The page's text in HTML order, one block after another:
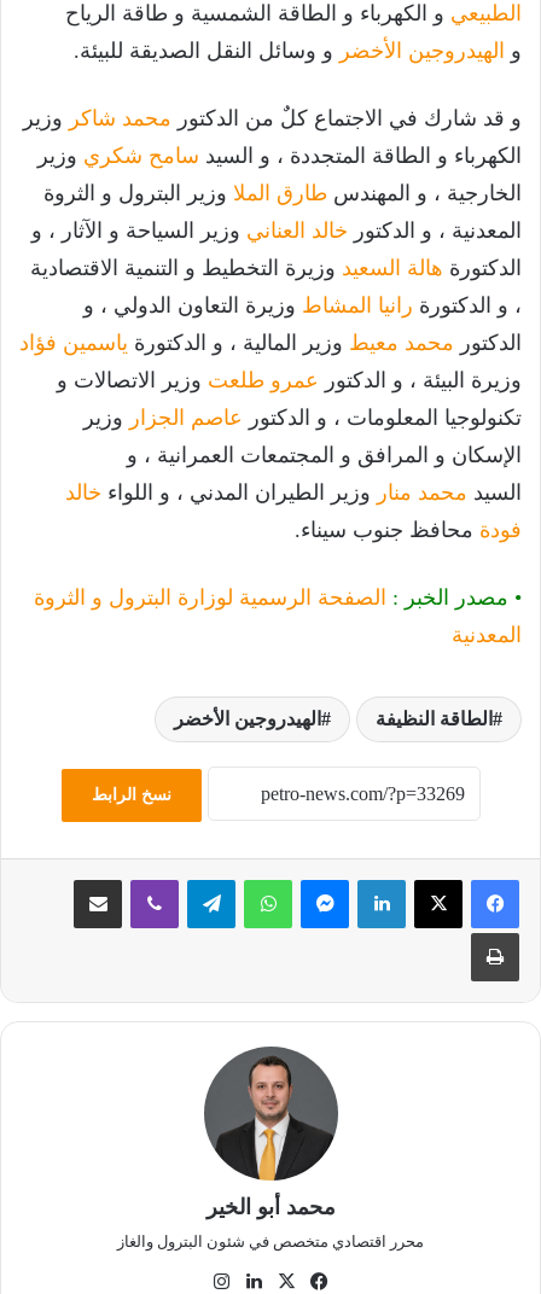
الطبيعي و الكهرباء و الطاقة الشمسية و طاقة الرياح
و الهيدروجين الأخضر و وسائل النقل الصديقة للبيئة.
و قد شارك في الاجتماع كلٌ من الدكتور محمد شاكر وزير
الكهرباء و الطاقة المتجددة ، و السيد سامح شكري وزير
الخارجية ، و المهندس طارق الملا وزير البترول و الثروة
المعدنية ، و الدكتور خالد العناني وزير السياحة و الآثار ، و
الدكتورة هالة السعيد وزيرة التخطيط و التنمية الاقتصادية
، و الدكتورة رانيا المشاط وزيرة التعاون الدولي ، و
الدكتور محمد معيط وزير المالية ، و الدكتورة ياسمين فؤاد
وزيرة البيئة ، و الدكتور عمرو طلعت وزير الاتصالات و
تكنولوجيا المعلومات ، و الدكتور عاصم الجزار وزير
الإسكان و المرافق و المجتمعات العمرانية ، و
السيد محمد منار وزير الطيران المدني ، و اللواء خالد
فودة محافظ جنوب سيناء.
• مصدر الخبر : الصفحة الرسمية لوزارة البترول و الثروة
المعدنية
الطاقة النظيفة الهيدروجين الأخضر
نسخ الرابط
لينكدإن ماسنجر واتساب تيلقرام ڤايبر مشاركة عبر البريد
طباعة
محمد أبو الخير
محرر اقتصادي متخصص في شئون البترول والغاز
فيسبوك
‫X لينكدإن